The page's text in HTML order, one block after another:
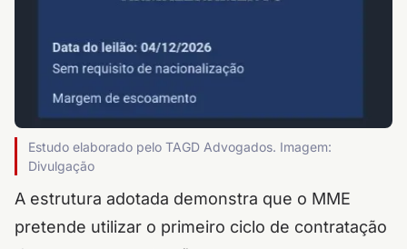
Estudo elaborado pelo TAGD Advogados. Imagem:
Divulgação
A estrutura adotada demonstra que o MME
pretende utilizar o primeiro ciclo de contratação